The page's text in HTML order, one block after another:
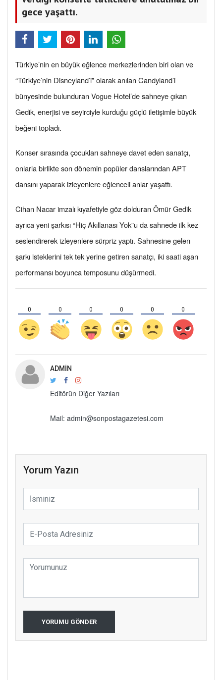
gece yaşattı.
Türkiye’nin en büyük eğlence merkezlerinden biri olan ve
“Türkiye’nin Disneyland’i” olarak anılan Candyland’i
bünyesinde bulunduran Vogue Hotel’de sahneye çıkan
Gedik, enerjisi ve seyirciyle kurduğu güçlü iletişimle büyük
beğeni topladı.
Konser sırasında çocukları sahneye davet eden sanatçı,
onlarla birlikte son dönemin popüler danslarından APT
dansını yaparak izleyenlere eğlenceli anlar yaşattı.
Cihan Nacar imzalı kıyafetiyle göz dolduran Ömür Gedik
ayrıca yeni şarkısı “Hiç Akıllanası Yok”u da sahnede ilk kez
seslendirerek izleyenlere sürpriz yaptı. Sahnesine gelen
şarkı isteklerini tek tek yerine getiren sanatçı, iki saati aşan
performansı boyunca temposunu düşürmedi.
0 0 0 0 0 0
ADMIN
Editörün Diğer Yazıları
Mail: admin@sonpostagazetesi.com
Yorum Yazın
YORUMU GÖNDER